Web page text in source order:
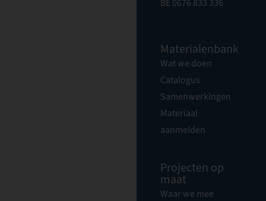
BE 0676 833 336
Materialenbank
Wat we doen
Catalogus
Samenwerkingen
Materiaal
aanmelden
Projecten op
maat
Waar we mee